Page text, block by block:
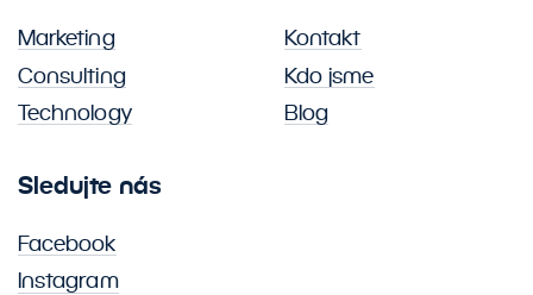
Marketing
Consulting
Technology
Kontakt
Kdo jsme
Blog
Sledujte nás
Facebook
Instagram